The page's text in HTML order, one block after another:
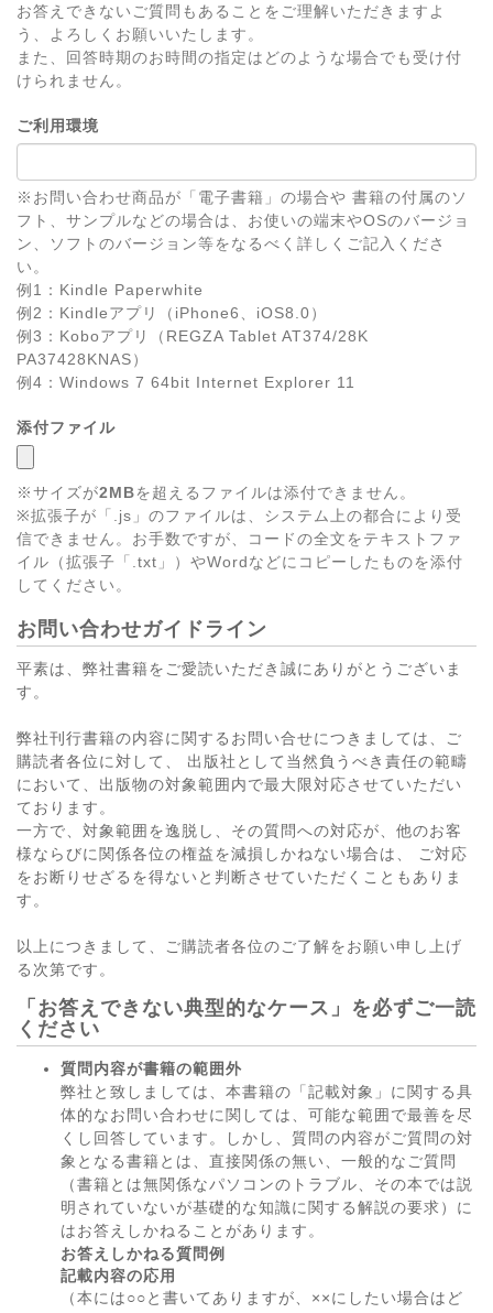
お答えできないご質問もあることをご理解いただきますよ
う、よろしくお願いいたします。
また、回答時期のお時間の指定はどのような場合でも受け付
けられません。
ご利用環境
※お問い合わせ商品が「電子書籍」の場合や 書籍の付属のソ
フト、サンプルなどの場合は、お使いの端末やOSのバージョ
ン、ソフトのバージョン等をなるべく詳しくご記入くださ
い。
例1：Kindle Paperwhite
例2：Kindleアプリ（iPhone6、iOS8.0）
例3：Koboアプリ（REGZA Tablet AT374/28K
PA37428KNAS）
例4：Windows 7 64bit Internet Explorer 11
添付ファイル
※サイズが2MBを超えるファイルは添付できません。
※拡張子が「.js」のファイルは、システム上の都合により受
信できません。お手数ですが、コードの全文をテキストファ
イル（拡張子「.txt」）やWordなどにコピーしたものを添付
してください。
お問い合わせガイドライン
平素は、弊社書籍をご愛読いただき誠にありがとうございま
す。
弊社刊行書籍の内容に関するお問い合せにつきましては、ご
購読者各位に対して、 出版社として当然負うべき責任の範疇
において、出版物の対象範囲内で最大限対応させていただい
ております。
一方で、対象範囲を逸脱し、その質問への対応が、他のお客
様ならびに関係各位の権益を減損しかねない場合は、 ご対応
をお断りせざるを得ないと判断させていただくこともありま
す。
以上につきまして、ご購読者各位のご了解をお願い申し上げ
る次第です。
「お答えできない典型的なケース」を必ずご一読
ください
質問内容が書籍の範囲外
弊社と致しましては、本書籍の「記載対象」に関する具
体的なお問い合わせに関しては、可能な範囲で最善を尽
くし回答しています。しかし、質問の内容がご質問の対
象となる書籍とは、直接関係の無い、一般的なご質問
（書籍とは無関係なパソコンのトラブル、その本では説
明されていないが基礎的な知識に関する解説の要求）に
はお答えしかねることがあります。
お答えしかねる質問例
記載内容の応用
（本には○○と書いてありますが、××にしたい場合はど